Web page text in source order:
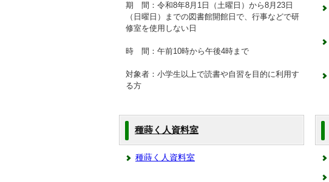
期 間：令和8年8月1日（土曜日）から8月23日
（日曜日）までの図書館開館日で、行事などで研
修室を使用しない日
時 間：午前10時から午後4時まで
対象者：小学生以上で読書や自習を目的に利用す
る方
種蒔く人資料室
種蒔く人資料室